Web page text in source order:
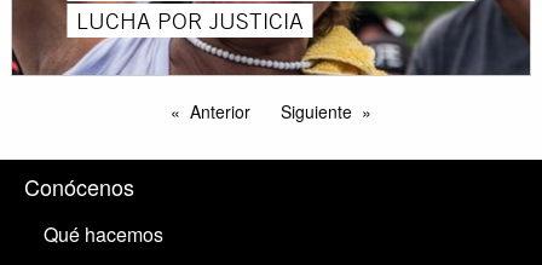
LUCHA POR JUSTICIA
Anterior Siguiente
Conócenos
Qué hacemos